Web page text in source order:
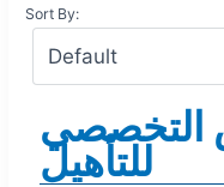
Sort By:
التخصصي
للتأهيل